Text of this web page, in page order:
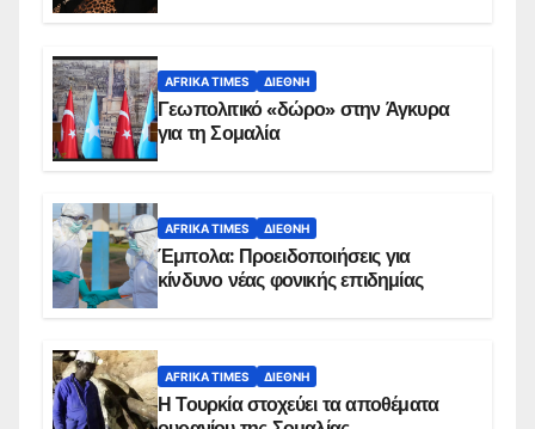
AFRIKA TIMES ΔΙΕΘΝΉ
Γεωπολιτικό «δώρο» στην Άγκυρα
για τη Σομαλία
AFRIKA TIMES ΔΙΕΘΝΉ
Έμπολα: Προειδοποιήσεις για
κίνδυνο νέας φονικής επιδημίας
AFRIKA TIMES ΔΙΕΘΝΉ
Η Τουρκία στοχεύει τα αποθέματα